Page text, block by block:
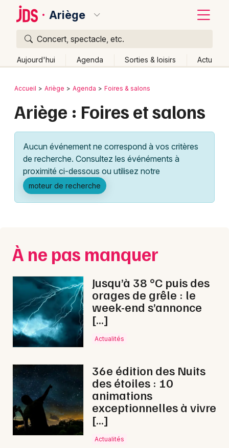
Ariège
Concert, spectacle, etc.
Aujourd'hui Agenda Sorties & loisirs Actu
Publier un événement
Grands événements
Activité & Expérience
Manifestations
Spectacles
Concerts
Sports
Soirées
Sorties famille
Expos
Sorties & loisirs
Foires en Midi-Pyrénées
Bordeaux
Lille
Lyon
Marseille
Nantes
Nice
Paris
Strasbourg
Toulouse
Retour
Accueil Ariège Agenda Foires & salons
Ariège : Foires et salons
Aucun événement ne correspond à vos critères
de recherche. Consultez les événéments à
proximité ci-dessous ou utilisez notre
moteur de recherche
À ne pas manquer
Jusqu’à 38 °C puis des
orages de grêle : le
week-end s’annonce
[…]
Actualités
36e édition des Nuits
des étoiles : 10
animations
exceptionnelles à vivre
[…]
Actualités
Quoi ?
Où ?
Changer de lieu
Quand ?
Effacer les dates
Aujourd'hui
Demain Ce week-end Autre